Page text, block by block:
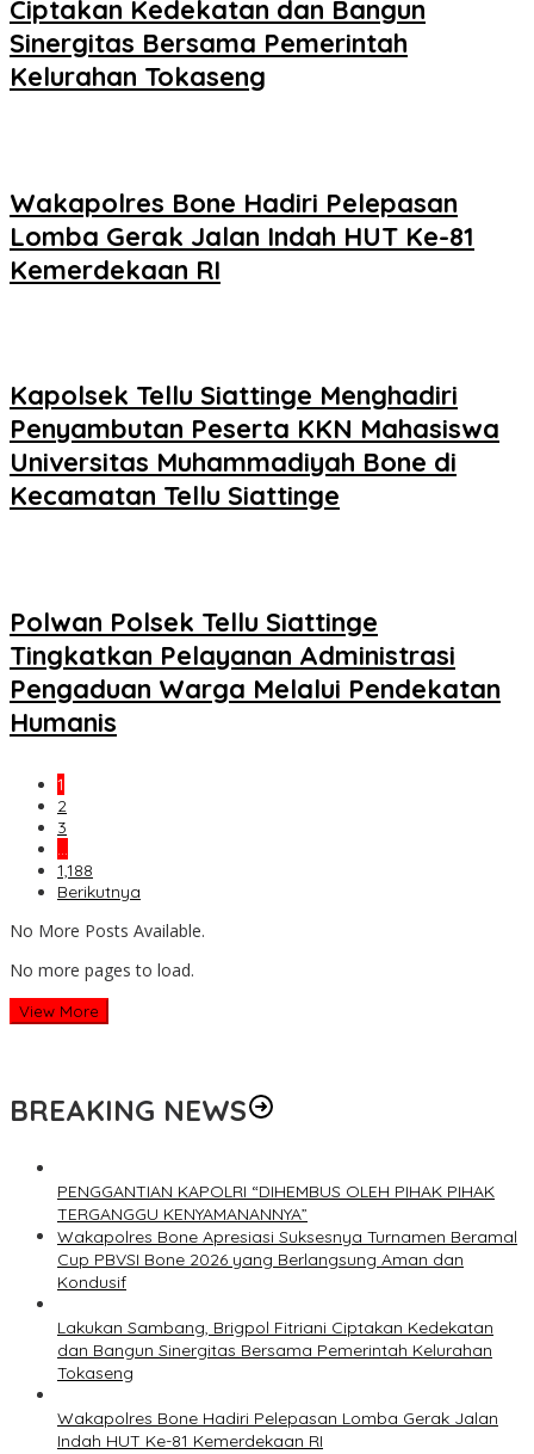
Ciptakan Kedekatan dan Bangun
Sinergitas Bersama Pemerintah
Kelurahan Tokaseng
Wakapolres Bone Hadiri Pelepasan
Lomba Gerak Jalan Indah HUT Ke-81
Kemerdekaan RI
Kapolsek Tellu Siattinge Menghadiri
Penyambutan Peserta KKN Mahasiswa
Universitas Muhammadiyah Bone di
Kecamatan Tellu Siattinge
Polwan Polsek Tellu Siattinge
Tingkatkan Pelayanan Administrasi
Pengaduan Warga Melalui Pendekatan
Humanis
1
2
3
…
1,188
Berikutnya
No More Posts Available.
No more pages to load.
View More
BREAKING NEWS
PENGGANTIAN KAPOLRI “DIHEMBUS OLEH PIHAK PIHAK
TERGANGGU KENYAMANANNYA”
Wakapolres Bone Apresiasi Suksesnya Turnamen Beramal
Cup PBVSI Bone 2026 yang Berlangsung Aman dan
Kondusif
Lakukan Sambang, Brigpol Fitriani Ciptakan Kedekatan
dan Bangun Sinergitas Bersama Pemerintah Kelurahan
Tokaseng
Wakapolres Bone Hadiri Pelepasan Lomba Gerak Jalan
Indah HUT Ke-81 Kemerdekaan RI